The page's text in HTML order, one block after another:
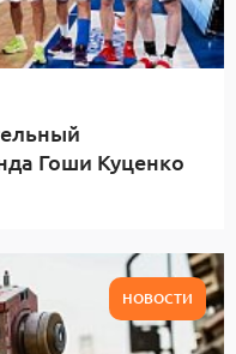
Гоши Куценко
НОВОСТИ